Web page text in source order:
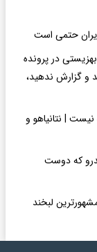
ایران حتمی است
در پرونده
و گزارش ندهید،
| نتانیاهو و
که دوست
لبخند